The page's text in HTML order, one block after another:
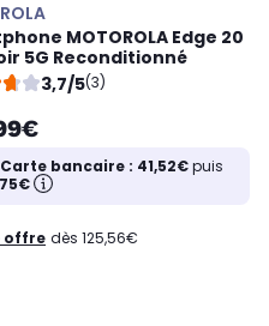
MOTOROLA Edge 20
5G Reconditionné
3,7/5(3)
bancaire : 41,52€puis
offre dès 125,56€